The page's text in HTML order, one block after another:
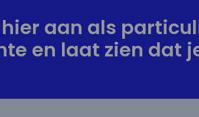
aan als
en laat zien dat